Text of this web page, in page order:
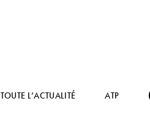
TOUTE L’ACTUALITÉ ATP